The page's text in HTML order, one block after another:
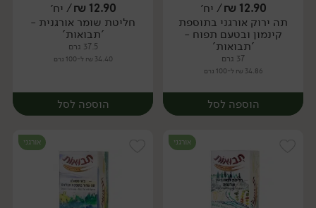
יח׳ יח׳
12.90
₪/ יח׳
תה ירוק אורגני בתוספת
קינמון ובטעם תפוח -
'תבואות'
37 גרם
34.86 ₪ ל-100 גרם
הוספה לסל
12.90
₪/ יח׳
חליטת שומר אורגנית -
'תבואות'
37.5 גרם
34.40 ₪ ל-100 גרם
הוספה לסל
אורגני אורגני